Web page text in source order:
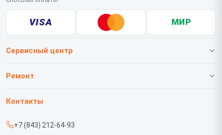
VISA МИР
Сервисный центр
О нашем сервисе
Срочный ремонт
Ремонт
Телефонов
Контакты
+7 (843) 212-64-93